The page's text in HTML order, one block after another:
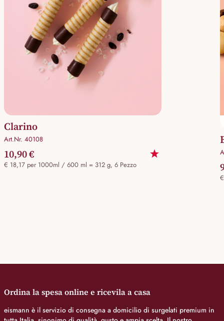
Clarino
Art.Nr. 40108
10,90 €
€ 18,17 per 1000ml / 600 ml = 312 g, 6 Pezzo
Ordina la spesa online e ricevila a casa
eismann è il servizio di consegna a domicilio di surgelati premium in